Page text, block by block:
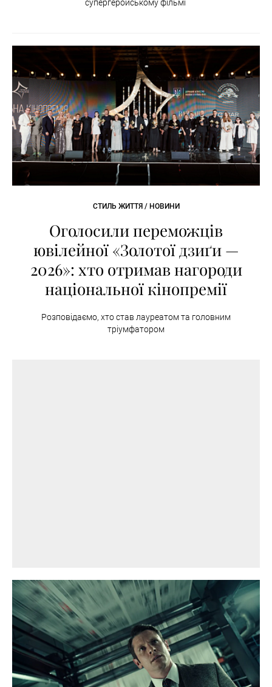
супергеройському фільмі
СТИЛЬ ЖИТТЯ / НОВИНИ
Оголосили переможців
ювілейної «Золотої дзиґи —
2026»: хто отримав нагороди
національної кінопремії
Розповідаємо, хто став лауреатом та головним
тріумфатором